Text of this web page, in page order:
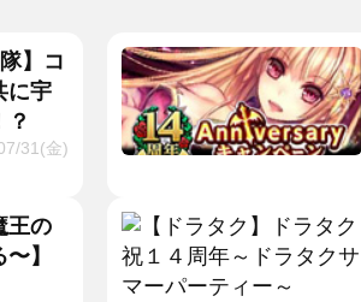
】コ
に宇
31(金)
王の
】